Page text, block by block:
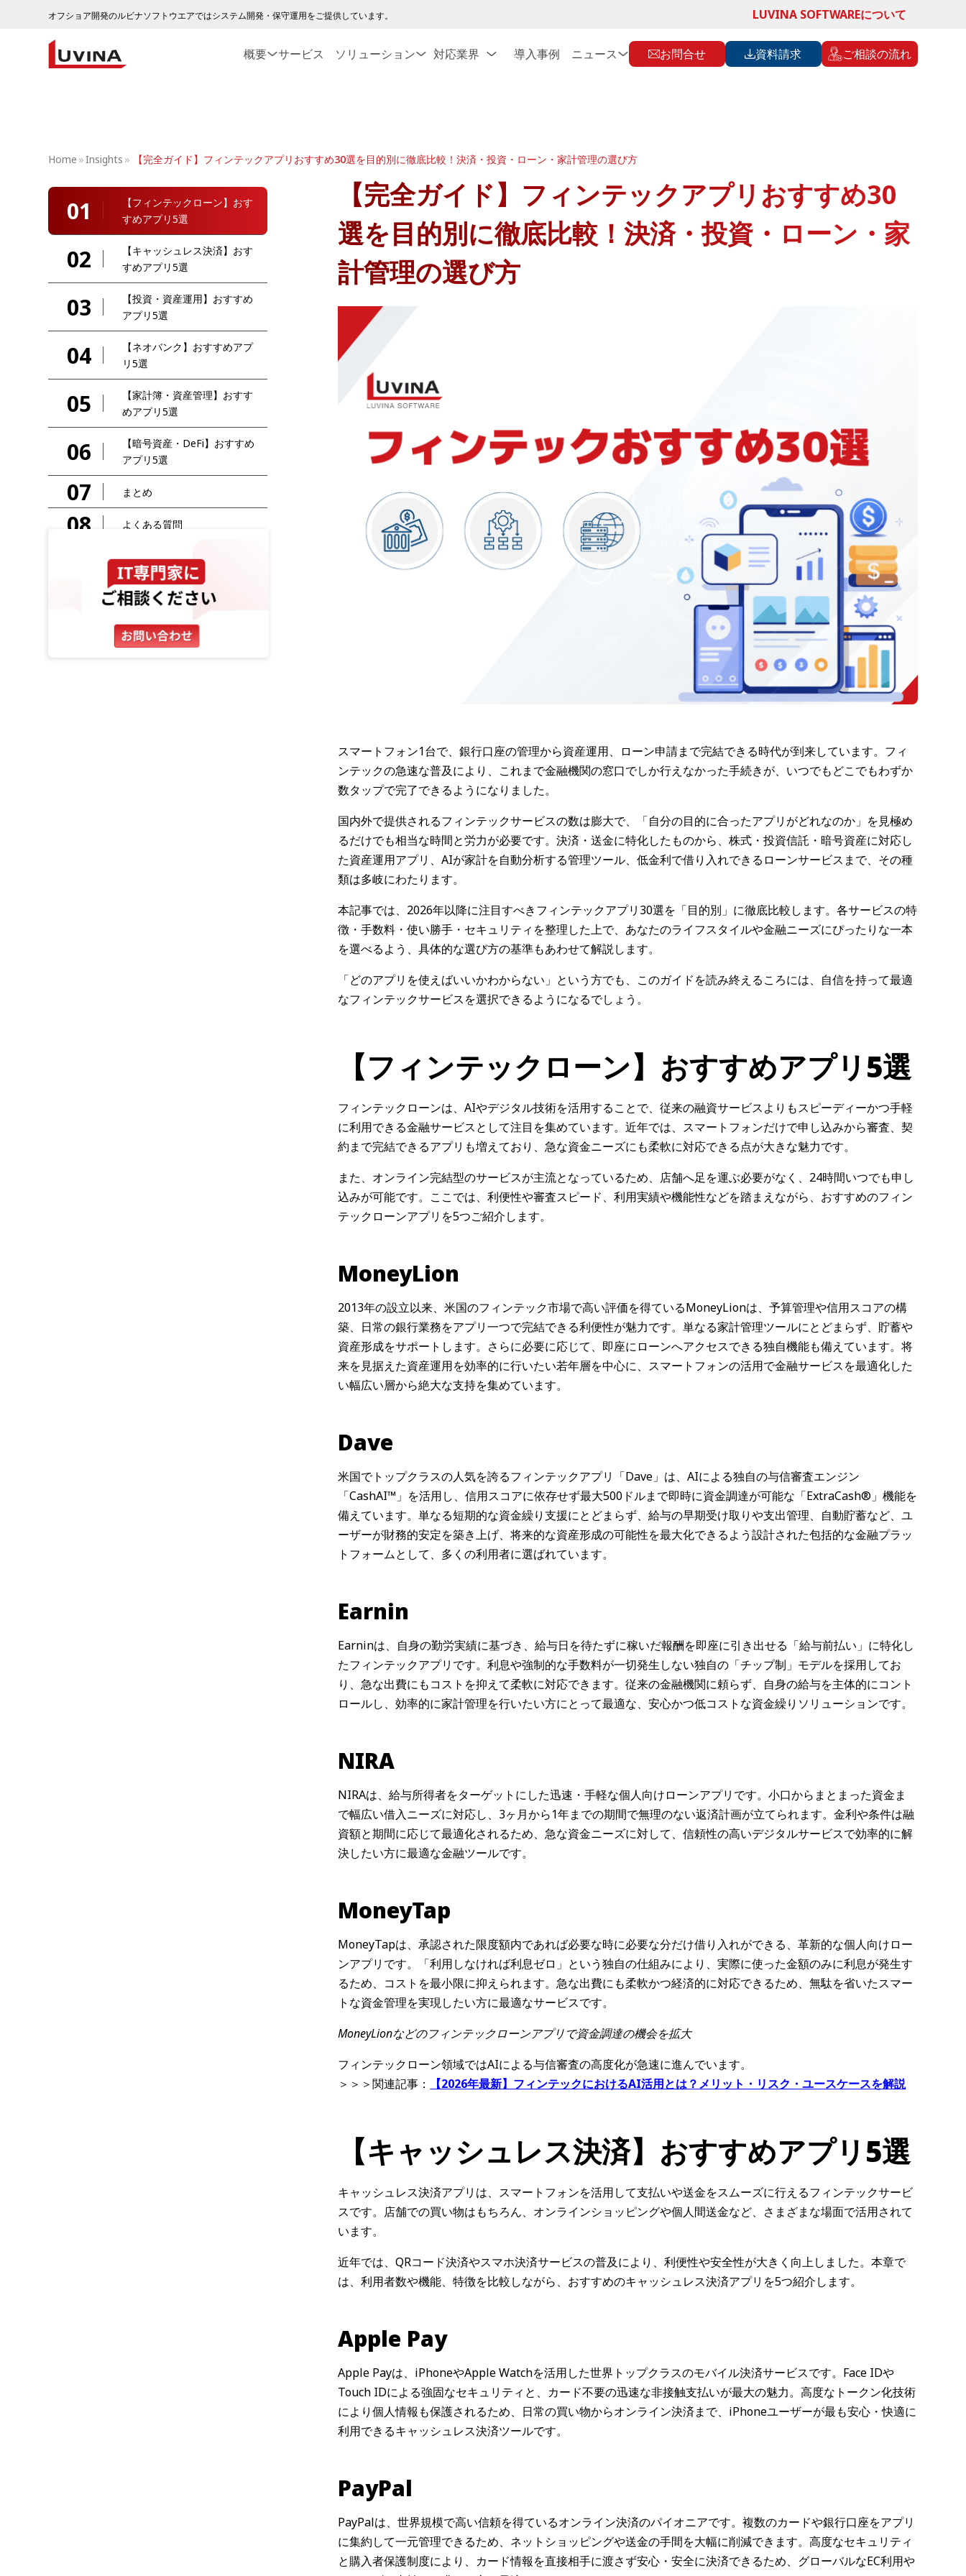
オフショア開発のルビナソフトウエアではシステム開発・保守運用をご提供しています。 LUVINA SOFTWAREについて
概要 サービス ソリューション 対応業界 導入事例 ニュース お問合せ 資料請求 ご相談の流れ
Home »Insights » 【完全ガイド】フィンテックアプリおすすめ30選を目的別に徹底比較！決済・投資・ローン・家計管理の選び方
01
【フィンテックローン】おす
すめアプリ5選
02
【キャッシュレス決済】おす
すめアプリ5選
03
【投資・資産運用】おすすめ
アプリ5選
04
【ネオバンク】おすすめアプ
リ5選
05
【家計簿・資産管理】おすす
めアプリ5選
06
【暗号資産・DeFi】おすすめ
アプリ5選
07 まとめ
08 よくある質問
【完全ガイド】フィンテックアプリおすすめ30
選を目的別に徹底比較！決済・投資・ローン・家
計管理の選び方
スマートフォン1台で、銀行口座の管理から資産運用、ローン申請まで完結できる時代が到来しています。フィ
ンテックの急速な普及により、これまで金融機関の窓口でしか行えなかった手続きが、いつでもどこでもわずか
数タップで完了できるようになりました。
国内外で提供されるフィンテックサービスの数は膨大で、「自分の目的に合ったアプリがどれなのか」を見極め
るだけでも相当な時間と労力が必要です。決済・送金に特化したものから、株式・投資信託・暗号資産に対応し
た資産運用アプリ、AIが家計を自動分析する管理ツール、低金利で借り入れできるローンサービスまで、その種
類は多岐にわたります。
本記事では、2026年以降に注目すべきフィンテックアプリ30選を「目的別」に徹底比較します。各サービスの特
徴・手数料・使い勝手・セキュリティを整理した上で、あなたのライフスタイルや金融ニーズにぴったりな一本
を選べるよう、具体的な選び方の基準もあわせて解説します。
「どのアプリを使えばいいかわからない」という方でも、このガイドを読み終えるころには、自信を持って最適
なフィンテックサービスを選択できるようになるでしょう。
【フィンテックローン】おすすめアプリ5選
フィンテックローンは、AIやデジタル技術を活用することで、従来の融資サービスよりもスピーディーかつ手軽
に利用できる金融サービスとして注目を集めています。近年では、スマートフォンだけで申し込みから審査、契
約まで完結できるアプリも増えており、急な資金ニーズにも柔軟に対応できる点が大きな魅力です。
また、オンライン完結型のサービスが主流となっているため、店舗へ足を運ぶ必要がなく、24時間いつでも申し
込みが可能です。ここでは、利便性や審査スピード、利用実績や機能性などを踏まえながら、おすすめのフィン
テックローンアプリを5つご紹介します。
MoneyLion
2013年の設立以来、米国のフィンテック市場で高い評価を得ているMoneyLionは、予算管理や信用スコアの構
築、日常の銀行業務をアプリ一つで完結できる利便性が魅力です。単なる家計管理ツールにとどまらず、貯蓄や
資産形成をサポートします。さらに必要に応じて、即座にローンへアクセスできる独自機能も備えています。将
来を見据えた資産運用を効率的に行いたい若年層を中心に、スマートフォンの活用で金融サービスを最適化した
い幅広い層から絶大な支持を集めています。
Dave
米国でトップクラスの人気を誇るフィンテックアプリ「Dave」は、AIによる独自の与信審査エンジン
「CashAI™」を活用し、信用スコアに依存せず最大500ドルまで即時に資金調達が可能な「ExtraCash®」機能を
備えています。単なる短期的な資金繰り支援にとどまらず、給与の早期受け取りや支出管理、自動貯蓄など、ユ
ーザーが財務的安定を築き上げ、将来的な資産形成の可能性を最大化できるよう設計された包括的な金融プラッ
トフォームとして、多くの利用者に選ばれています。
Earnin
Earninは、自身の勤労実績に基づき、給与日を待たずに稼いだ報酬を即座に引き出せる「給与前払い」に特化し
たフィンテックアプリです。利息や強制的な手数料が一切発生しない独自の「チップ制」モデルを採用してお
り、急な出費にもコストを抑えて柔軟に対応できます。従来の金融機関に頼らず、自身の給与を主体的にコント
ロールし、効率的に家計管理を行いたい方にとって最適な、安心かつ低コストな資金繰りソリューションです。
NIRA
NIRAは、給与所得者をターゲットにした迅速・手軽な個人向けローンアプリです。小口からまとまった資金ま
で幅広い借入ニーズに対応し、3ヶ月から1年までの期間で無理のない返済計画が立てられます。金利や条件は融
資額と期間に応じて最適化されるため、急な資金ニーズに対して、信頼性の高いデジタルサービスで効率的に解
決したい方に最適な金融ツールです。
MoneyTap
MoneyTapは、承認された限度額内であれば必要な時に必要な分だけ借り入れができる、革新的な個人向けロー
ンアプリです。「利用しなければ利息ゼロ」という独自の仕組みにより、実際に使った金額のみに利息が発生す
るため、コストを最小限に抑えられます。急な出費にも柔軟かつ経済的に対応できるため、無駄を省いたスマー
トな資金管理を実現したい方に最適なサービスです。
MoneyLionなどのフィンテックローンアプリで資金調達の機会を拡大
フィンテックローン領域ではAIによる与信審査の高度化が急速に進んでいます。
＞＞＞関連記事：
【2026年最新】フィンテックにおけるAI活用とは？メリット・リスク・ユースケースを解説
【キャッシュレス決済】おすすめアプリ5選
キャッシュレス決済アプリは、スマートフォンを活用して支払いや送金をスムーズに行えるフィンテックサービ
スです。店舗での買い物はもちろん、オンラインショッピングや個人間送金など、さまざまな場面で活用されて
います。
近年では、QRコード決済やスマホ決済サービスの普及により、利便性や安全性が大きく向上しました。本章で
は、利用者数や機能、特徴を比較しながら、おすすめのキャッシュレス決済アプリを5つ紹介します。
Apple Pay
Apple Payは、iPhoneやApple Watchを活用した世界トップクラスのモバイル決済サービスです。Face IDや
Touch IDによる強固なセキュリティと、カード不要の迅速な非接触支払いが最大の魅力。高度なトークン化技術
により個人情報も保護されるため、日常の買い物からオンライン決済まで、iPhoneユーザーが最も安心・快適に
利用できるキャッシュレス決済ツールです。
PayPal
PayPalは、世界規模で高い信頼を得ているオンライン決済のパイオニアです。複数のカードや銀行口座をアプリ
に集約して一元管理できるため、ネットショッピングや送金の手間を大幅に削減できます。高度なセキュリティ
と購入者保護制度により、カード情報を直接相手に渡さず安心・安全に決済できるため、グローバルなEC利用や